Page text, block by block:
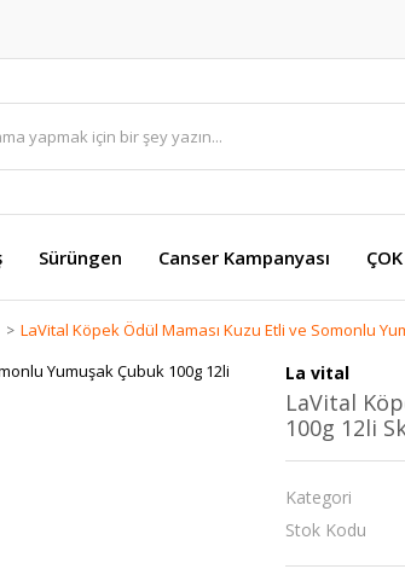
Sürüngen Canser Kampanyası
LaVital Köpek Ödül Maması Kuzu Etli ve Somonlu
La vital
LaVital
100g 12li
Kategori
Stok Kodu